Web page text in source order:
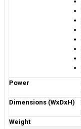
Power
Dimensions (WxDxH)
Weight